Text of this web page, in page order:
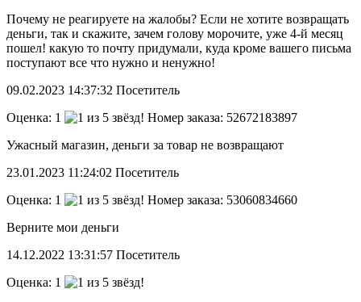
Почему не реагируете на жалобы? Если не хотите возвращать
деньги, так и скажите, зачем голову морочите, уже 4-й месяц
пошел! какую то почту придумали, куда кроме вашего письма
поступают все что нужно и ненужно!
09.02.2023 14:37:32 Посетитель
Оценка: 1
Номер заказа: 52672183897
Ужасный магазин, деньги за товар не возвращают
23.01.2023 11:24:02 Посетитель
Оценка: 1
Номер заказа: 53060834660
Верните мои деньги
14.12.2022 13:31:57 Посетитель
Оценка: 1